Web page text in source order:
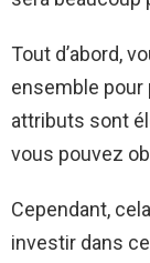
Tout d’abord,
ensemble pour
attributs sont
vous pouvez
Cependant,
investir dans